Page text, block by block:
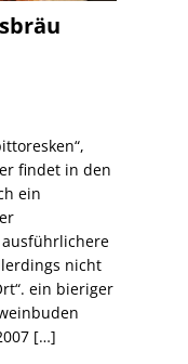
findet in den
ein
nicht
ein bieriger
[…]